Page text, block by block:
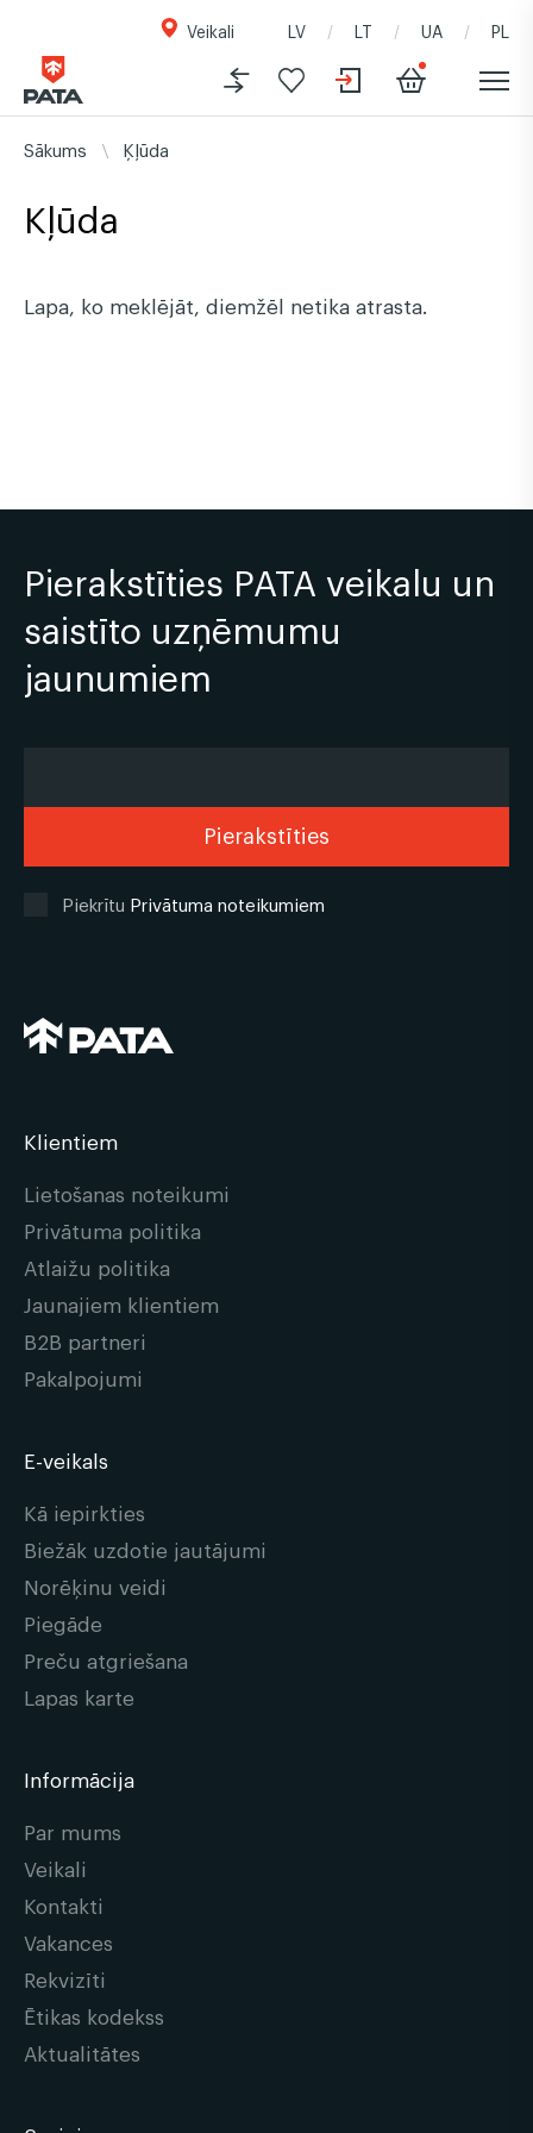
Veikali LV LT UA PL
Sākums Ķļūda
Kļūda
Lapa, ko meklējāt, diemžēl netika atrasta.
Pierakstīties PATA veikalu un
saistīto uzņēmumu
jaunumiem
Piekrītu Privātuma noteikumiem
Klientiem
Lietošanas noteikumi
Privātuma politika
Atlaižu politika
Jaunajiem klientiem
B2B partneri
Pakalpojumi
E-veikals
Kā iepirkties
Biežāk uzdotie jautājumi
Norēķinu veidi
Piegāde
Preču atgriešana
Lapas karte
Informācija
Par mums
Veikali
Kontakti
Vakances
Rekvizīti
Ētikas kodekss
Aktualitātes